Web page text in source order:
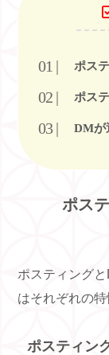
ポス
ポス
DMが
ポス
ポスティングと
はそれぞれの特
ポスティン